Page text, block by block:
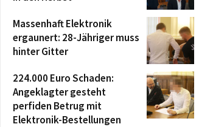
Massenhaft Elektronik
ergaunert: 28-Jähriger muss
hinter Gitter
224.000 Euro Schaden:
Angeklagter gesteht
perfiden Betrug mit
Elektronik-Bestellungen